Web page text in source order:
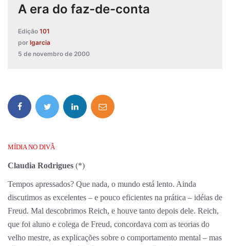
A era do faz-de-conta
Edição 101
por lgarcia
5 de novembro de 2000
MÍDIA NO DIVÃ
Claudia Rodrigues (*)
Tempos apressados? Que nada, o mundo está lento. Ainda
discutimos as excelentes – e pouco eficientes na prática – idéias de
Freud. Mal descobrimos Reich, e houve tanto depois dele. Reich,
que foi aluno e colega de Freud, concordava com as teorias do
velho mestre, as explicações sobre o comportamento mental – mas